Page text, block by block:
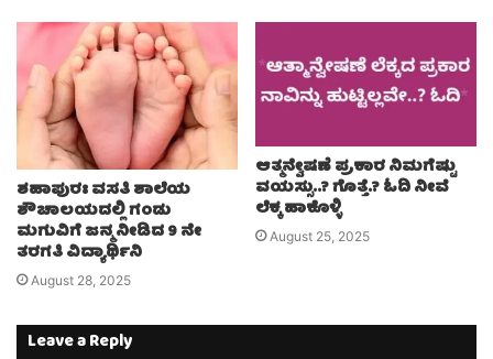
ಶಹಾಪುರಃ ವಸತಿ ಶಾಲೆಯ
ಶೌಚಾಲಯದಲ್ಲಿ ಗಂಡು
ಮಗುವಿಗೆ ಜನ್ಮ ನೀಡಿದ 9 ನೇ
ತರಗತಿ ವಿದ್ಯಾರ್ಥಿನಿ
August 28, 2025
ಆತ್ಮನ್ವೇಷಣೆ ಪ್ರಕಾರ ನಿಮಗೆಷ್ಟು
ವಯಸ್ಸು..? ಗೊತ್ತೆ.? ಓದಿ ನೀವೆ
ಲೆಕ್ಕ ಹಾಕೊಳ್ಳಿ
August 25, 2025
Leave a Reply